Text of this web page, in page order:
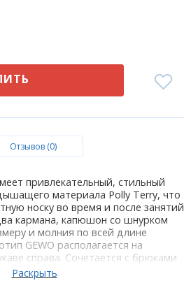
Отзывов (0)
привлекательный, стильный
материала Polly Terry, что
носку во время и после занятий
кармана, капюшон со шнурком
и молния по всей длине
GEWO располагается на
справа. Сочетается с брюками
и перед толстовки-однотонные,
принта.